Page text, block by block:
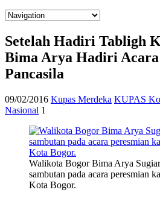
Setelah Hadiri Tabligh
Bima Arya Hadiri
Pancasila
09/02/2016 Kupas Merdeka KUPAS
Nasional 1
Walikota Bogor Bima Arya
sambutan pada acara peresmian
Kota Bogor.